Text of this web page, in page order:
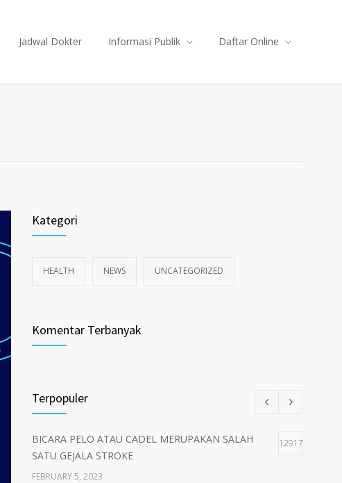
Jadwal Dokter Informasi Publik Daftar Online
Kategori
HEALTH NEWS UNCATEGORIZED
Komentar Terbanyak
Terpopuler
BICARA PELO ATAU CADEL MERUPAKAN SALAH
SATU GEJALA STROKE
12917
FEBRUARY 5, 2023